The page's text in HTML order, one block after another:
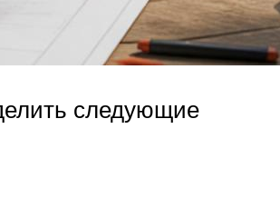
следующие